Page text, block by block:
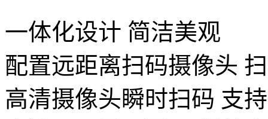
一体化设计 简洁美观
配置远距离扫码摄像头
高清摄像头瞬时扫码 支